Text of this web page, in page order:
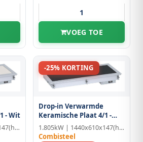
VOEG TOE
- Wit
1.805kW | 1440x610x147(h)mm
-25% KORTING
Drop-in Verwarmde
Keramische Plaat 4/1 -
Zwart
1.805kW | 1440x610x147(h)mm
Combisteel